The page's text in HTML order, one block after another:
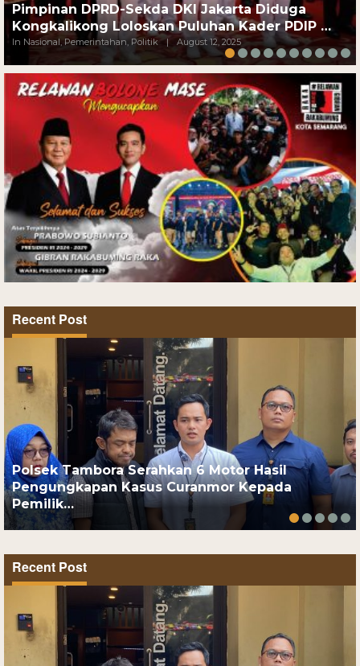
Pimpinan DPRD-Sekda DKI Jakarta Diduga
Kongkalikong Loloskan Puluhan Kader PDIP …
In Nasional, Pemerintahan, Politik | August 12, 2025
Recent Post
Polsek Tambora Serahkan 6 Motor Hasil
Pengungkapan Kasus Curanmor Kepada
Pemilik…
Recent Post